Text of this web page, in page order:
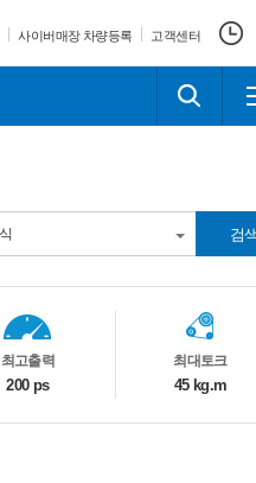
사이버매장 차량등록 고객센터
검색
최고출력
200 ps
최대토크
45 kg.m